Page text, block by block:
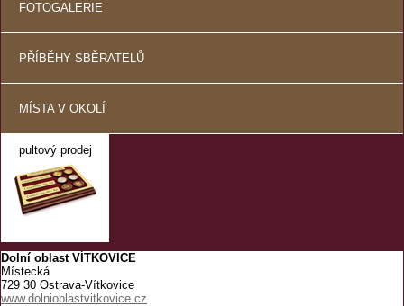
FOTOGALERIE
PŘÍBĚHY SBĚRATELŮ
MÍSTA V OKOLÍ
pultový prodej
Dolní oblast VÍTKOVICE
Místecká
729 30 Ostrava-Vítkovice
www.dolnioblastvitkovice.cz